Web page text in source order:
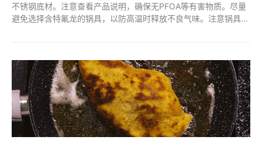
不锈钢底材。注意查看产品说明，确保无PFOA等有害物质。尽量
避免选择含特氟龙的锅具，以防高温时释放不良气味。注意锅具的